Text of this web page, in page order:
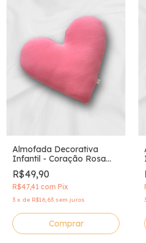
Almofada Decorativa
Infantil - Coração Rosa
Chiclete
R$49,90
R$47,41 com Pix
3 x de R$16,63 sem juros